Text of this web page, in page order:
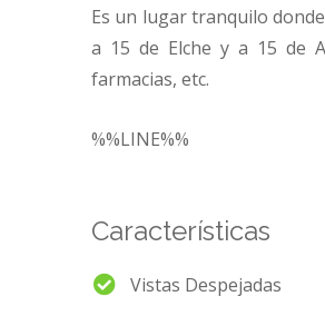
Es un lugar tranquilo
a 15 de Elche y a 15 de
farmacias, etc.
%%LINE%%
Características
Vistas Despejadas